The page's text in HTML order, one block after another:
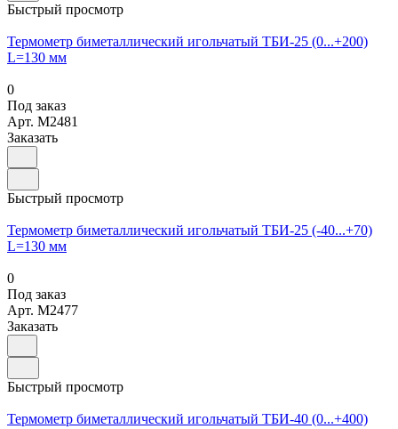
Быстрый просмотр
Термометр биметаллический игольчатый ТБИ-25 (0...+200)
L=130 мм
0
Под заказ
Арт. M2481
Заказать
Быстрый просмотр
Термометр биметаллический игольчатый ТБИ-25 (-40...+70)
L=130 мм
0
Под заказ
Арт. M2477
Заказать
Быстрый просмотр
Термометр биметаллический игольчатый ТБИ-40 (0...+400)